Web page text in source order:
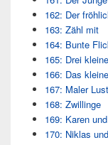
162: Der
163: Zähl mit
164: Bunte
165: Drei
166: Das
167: Maler
168: Zwillinge
169: Karen
170: Niklas